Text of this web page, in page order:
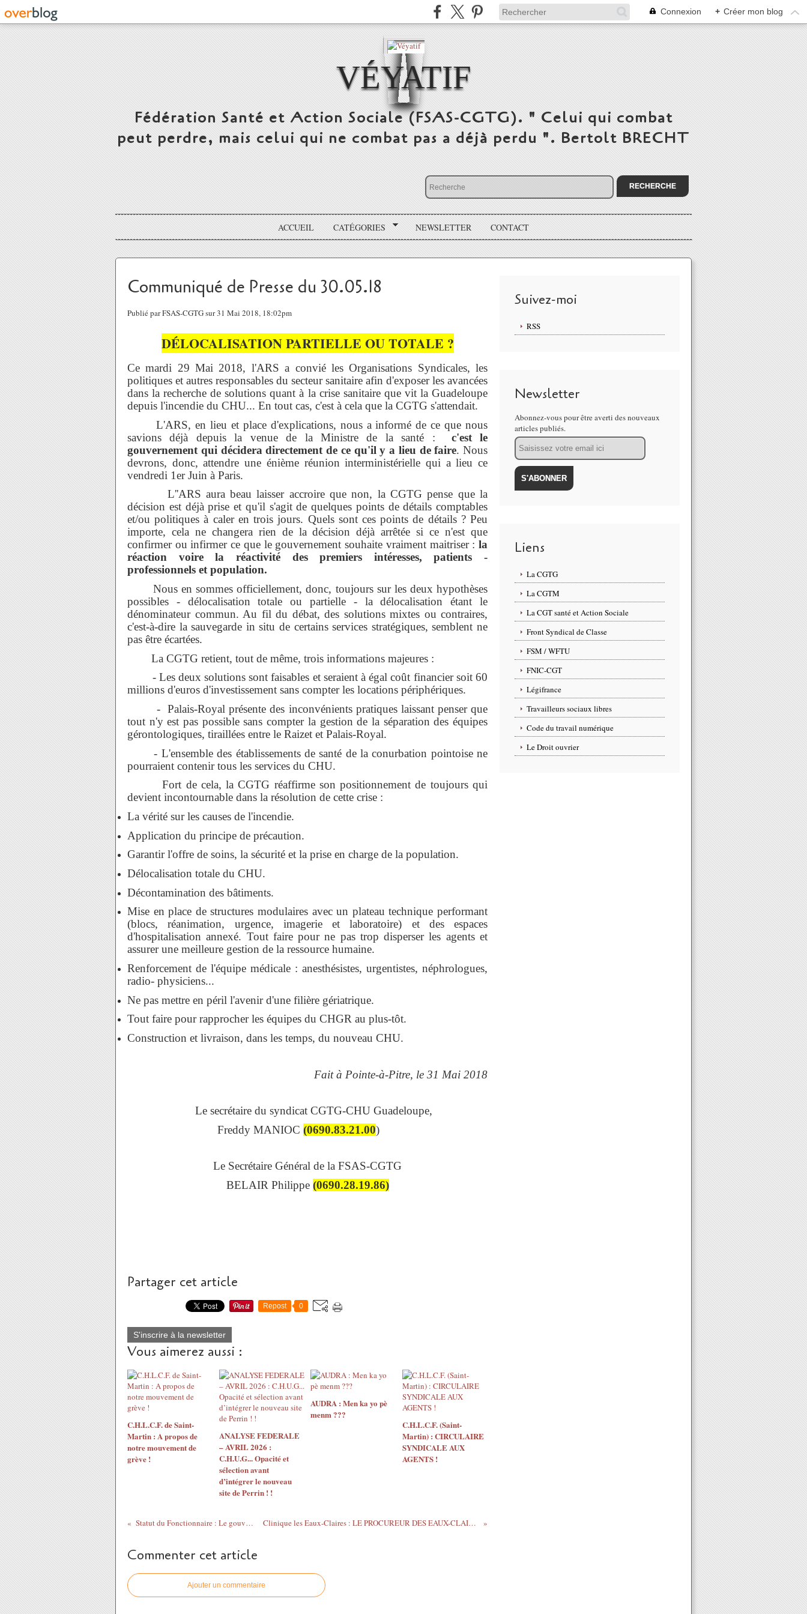
Connexion + Créer mon blog
VÉYATIF
Fédération Santé et Action Sociale (FSAS-CGTG). " Celui qui combat
peut perdre, mais celui qui ne combat pas a déjà perdu ". Bertolt BRECHT
ACCUEIL CATÉGORIES NEWSLETTER CONTACT
Communiqué de Presse du 30.05.18
Publié par FSAS-CGTG sur 31 Mai 2018, 18:02pm
DÉLOCALISATION PARTIELLE OU TOTALE ?
Ce mardi 29 Mai 2018, l'ARS a convié les Organisations Syndicales, les
politiques et autres responsables du secteur sanitaire afin d'exposer les avancées
dans la recherche de solutions quant à la crise sanitaire que vit la Guadeloupe
depuis l'incendie du CHU... En tout cas, c'est à cela que la CGTG s'attendait.
L'ARS, en lieu et place d'explications, nous a informé de ce que nous
savions déjà depuis la venue de la Ministre de la santé : c'est le
gouvernement qui décidera directement de ce qu'il y a lieu de faire. Nous
devrons, donc, attendre une énième réunion interministérielle qui a lieu ce
vendredi 1er Juin à Paris.
L''ARS aura beau laisser accroire que non, la CGTG pense que la
décision est déjà prise et qu'il s'agit de quelques points de détails comptables
et/ou politiques à caler en trois jours. Quels sont ces points de détails ? Peu
importe, cela ne changera rien de la décision déjà arrêtée si ce n'est que
confirmer ou infirmer ce que le gouvernement souhaite vraiment maitriser : la
réaction voire la réactivité des premiers intéresses, patients -
professionnels et population.
Nous en sommes officiellement, donc, toujours sur les deux hypothèses
possibles - délocalisation totale ou partielle - la délocalisation étant le
dénominateur commun. Au fil du débat, des solutions mixtes ou contraires,
c'est-à-dire la sauvegarde in situ de certains services stratégiques, semblent ne
pas être écartées.
La CGTG retient, tout de même, trois informations majeures :
- Les deux solutions sont faisables et seraient à égal coût financier soit 60
millions d'euros d'investissement sans compter les locations périphériques.
- Palais-Royal présente des inconvénients pratiques laissant penser que
tout n'y est pas possible sans compter la gestion de la séparation des équipes
gérontologiques, tiraillées entre le Raizet et Palais-Royal.
- L'ensemble des établissements de santé de la conurbation pointoise ne
pourraient contenir tous les services du CHU.
Fort de cela, la CGTG réaffirme son positionnement de toujours qui
devient incontournable dans la résolution de cette crise :
La vérité sur les causes de l'incendie.
Application du principe de précaution.
Garantir l'offre de soins, la sécurité et la prise en charge de la population.
Délocalisation totale du CHU.
Décontamination des bâtiments.
Mise en place de structures modulaires avec un plateau technique performant
(blocs, réanimation, urgence, imagerie et laboratoire) et des espaces
d'hospitalisation annexé. Tout faire pour ne pas trop disperser les agents et
assurer une meilleure gestion de la ressource humaine.
Renforcement de l'équipe médicale : anesthésistes, urgentistes, néphrologues,
radio- physiciens...
Ne pas mettre en péril l'avenir d'une filière gériatrique.
Tout faire pour rapprocher les équipes du CHGR au plus-tôt.
Construction et livraison, dans les temps, du nouveau CHU.
Fait à Pointe-à-Pitre, le 31 Mai 2018
Le secrétaire du syndicat CGTG-CHU Guadeloupe,
Freddy MANIOC (0690.83.21.00)
Le Secrétaire Général de la FSAS-CGTG
BELAIR Philippe (0690.28.19.86)
Partager cet article
Repost 0
S'inscrire à la newsletter
Vous aimerez aussi :
C.H.L.C.F. de Saint-
Martin : A propos de
notre mouvement de
grève !
ANALYSE FEDERALE
– AVRIL 2026 :
C.H.U.G... Opacité et
sélection avant
d’intégrer le nouveau
site de Perrin ! !
AUDRA : Men ka yo pè
menm ???
C.H.L.C.F. (Saint-
Martin) : CIRCULAIRE
SYNDICALE AUX
AGENTS !
Statut du Fonctionnaire : Le gouvernement veut mettre fin au paritarisme Clinique les Eaux-Claires : LE PROCUREUR DES EAUX-CLAIRES ET SON SUBSTITUT ONT OUTREPASSE LEURS DROITS ...
Commenter cet article
Ajouter un commentaire
Suivez-moi
RSS
Newsletter
Abonnez-vous pour être averti des nouveaux
articles publiés.
Email
Liens
La CGTG
La CGTM
La CGT santé et Action Sociale
Front Syndical de Classe
FSM / WFTU
FNIC-CGT
Légifrance
Travailleurs sociaux libres
Code du travail numérique
Le Droit ouvrier